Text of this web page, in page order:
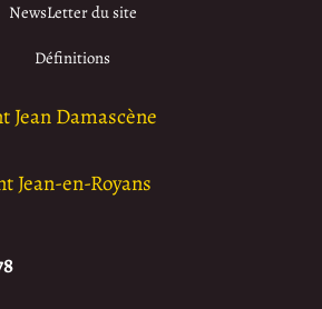
NewsLetter du site
Définitions
Jean Damascène
Jean-en-Royans